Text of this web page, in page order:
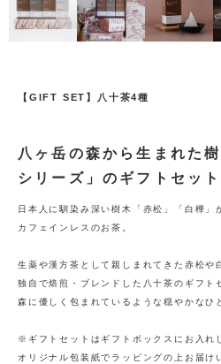
【GIFT SET】八十茶4種
八ヶ岳の森から生まれた
シリーズ」のギフトセット
日本人に馴染み深い樹木「赤松」「白樺」
カフェインレスのお茶。
生薬や漢方茶として親しまれてきた赤松や
独自で焙煎・ブレンドした八十茶のギフト
森に優しく包まれているような穏やかなひ
※ギフトセットはギフトボックスにお入れ
オリジナル包装紙でラッピングの上お届け